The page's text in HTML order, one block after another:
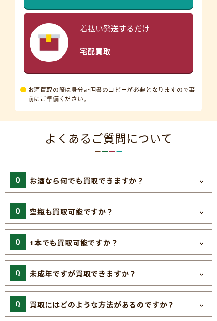
着払い発送するだけ
宅配買取
お酒買取の際は身分証明書のコピーが必要となりますので事
前にご準備ください。
よくあるご質問について
お酒なら何でも買取できますか？
空瓶も買取可能ですか？
1本でも買取可能ですか？
未成年ですが買取できますか？
買取にはどのような方法があるのですか？